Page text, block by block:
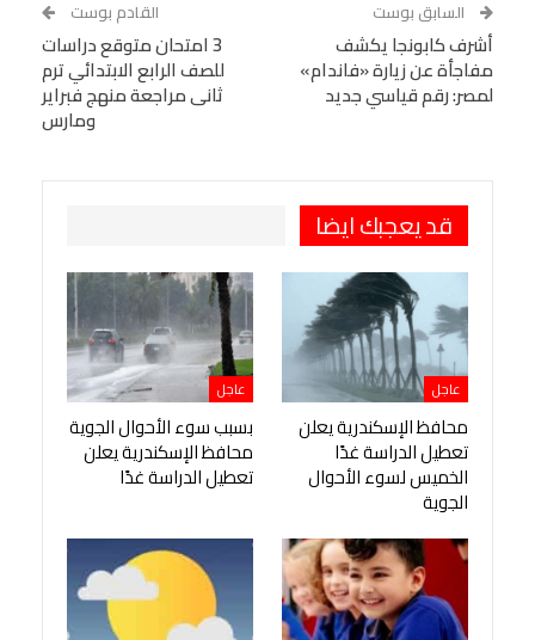
البريد الإلكتروني
StumbleUpon
VK
Digg
LINE
BlackBerry
Viber
السابق بوست
أشرف كابونجا يكشف
مفاجأة عن زيارة «فاندام»
لمصر: رقم قياسي جديد
القادم بوست
3 امتحان متوقع دراسات
للصف الرابع الابتدائي ترم
ثانى مراجعة منهج فبراير
ومارس
قد يعجبك ايضا
عاجل
محافظ الإسكندرية يعلن
تعطيل الدراسة غدًا
الخميس لسوء الأحوال
الجوية
عاجل
بسبب سوء الأحوال الجوية
محافظ الإسكندرية يعلن
تعطيل الدراسة غدًا